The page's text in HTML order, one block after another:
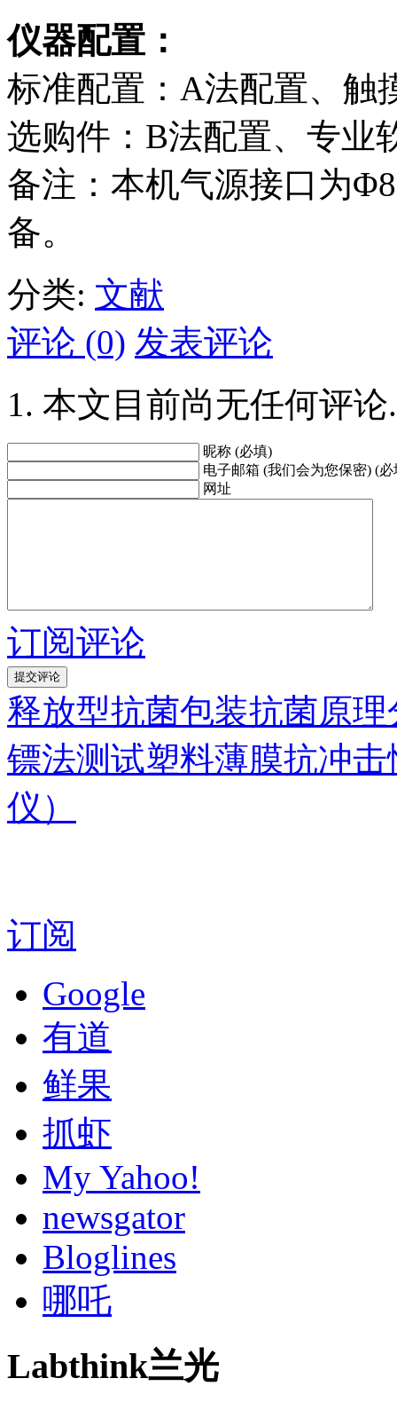
仪器配置：
标准配置：A法配置、触
选购件：B法配置、专业
备注：本机气源接口为
备。
分类: 文献
评论 (0) 发表评论
本文目前尚无任何评论.
昵称 (必填)
电子邮箱 (我们会为您保密) (必
网址
订阅评论
释放型抗菌包装抗菌原
镖法测试塑料薄膜抗冲
仪）
订阅
Google
有道
鲜果
抓虾
My Yahoo!
newsgator
Bloglines
哪吒
Labthink兰光